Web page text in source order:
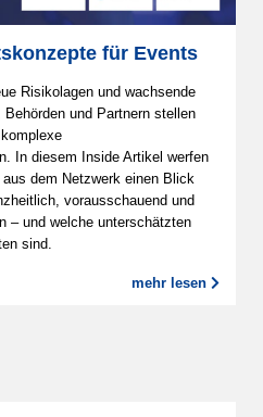
für Events
Risikolagen und wachsende
und Partnern stellen
In diesem Inside Artikel werfen
dem Netzwerk einen Blick
vorausschauend und
– und welche unterschätzten
sind.
mehr lesen